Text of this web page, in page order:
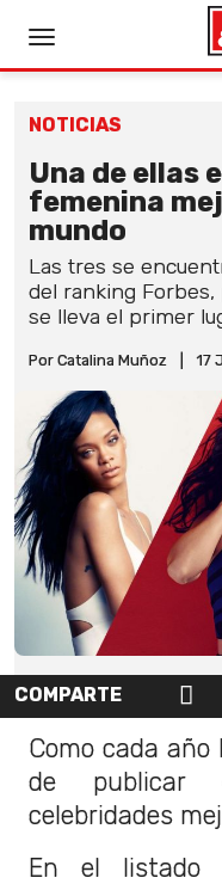
NOTICIAS
Una de ellas
femenina
mundo
Las tres se
del ranking
se lleva el primer
Por Catalina Muñoz 17
COMPARTE
Como cada
de
celebridades
En el listado